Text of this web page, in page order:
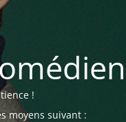
!
moyens suivant :